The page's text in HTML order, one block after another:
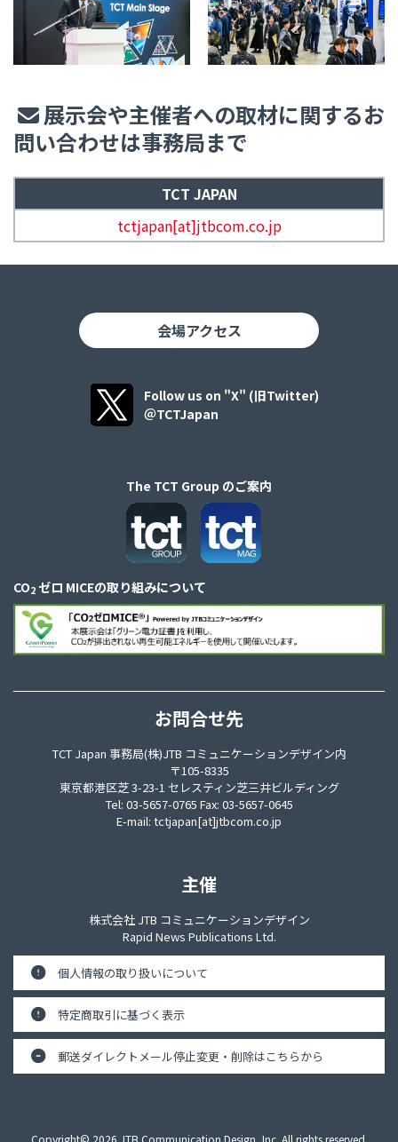
展示会や主催者への取材に関するお
問い合わせは事務局まで
TCT JAPAN
tctjapan[at]jtbcom.co.jp
会場アクセス
Follow us on "X" (旧Twitter)
＠TCTJapan
The TCT Group のご案内
CO2 ゼロ MICEの取り組みについて
お問合せ先
TCT Japan 事務局(株)JTB コミュニケーションデザイン内
〒105-8335
東京都港区芝 3-23-1 セレスティン芝三井ビルディング
Tel: 03-5657-0765 Fax: 03-5657-0645
E-mail: tctjapan[at]jtbcom.co.jp
主催
株式会社 JTB コミュニケーションデザイン
Rapid News Publications Ltd.
個人情報の取り扱いについて
特定商取引に基づく表示
郵送ダイレクトメール停止変更・削除はこちらから
Copyright© 2026 JTB Communication Design, Inc. All rights reserved.